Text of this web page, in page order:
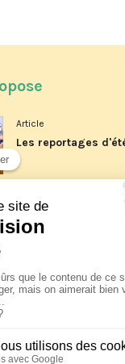
Article
Les reportages
La visite pastorale
XIV à Assise à
Article
Le pape en